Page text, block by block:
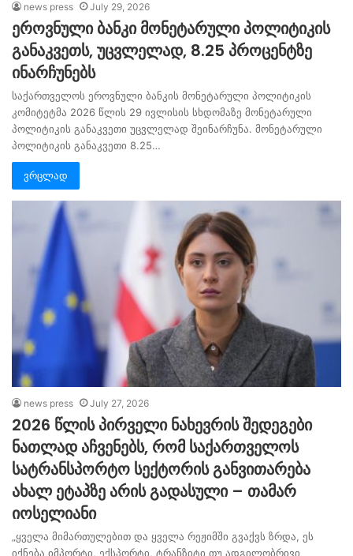
news press July 29, 2026
ეროვნული ბანკი მონეტარული პოლიტიკის
განაკვეთს, უცვლელად, 8.25 პროცენტზე
ინარჩუნებს
საქართველოს ეროვნული ბანკის მონეტარული პოლიტიკის
კომიტეტმა 2026 წლის 29 ივლისის სხდომაზე მონეტარული
პოლიტიკის განაკვეთი უცვლელად შეინარჩუნა. მონეტარული
პოლიტიკის განაკვეთი 8.25…
ვრცლად
news press July 27, 2026
2026 წლის პირველი ნახევრის შედეგები
ნათლად აჩვენებს, რომ საქართველოს
სატრანსპორტო სექტორის განვითარება
ახალ ეტაპზე არის გადასული – თამარ
იოსელიანი
„ყველა მიმართულებით და ყველა რეჟიმში გვაქვს ზრდა, ეს
იქნება იმპორტი, ექსპორტი, ტრანზიტი თუ ადგილობრივი